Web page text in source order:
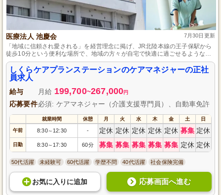
医療法人 池慶会 7月30日更新
「地域に信頼され愛される」を経営理念に掲げ、JR北陸本線の王子保駅から
徒歩10分という便利な場所で、地域の方々が自宅で快適に過ごせるような介
護サービスを提供している「しくらケアプランステーション」があなたを待
っています。
しくらケアプランステーションのケアマネジャーの正社
員求人
給与 月給 199,700~267,000円
応募要件必須: ケアマネジャー（介護支援専門員）、自動車免許
就業時間 休憩 月 火 水 木 金 土 日
午前 8:30～ 12:30 - 定休 定休 定休 定休 定休 募集 定休
日勤 8:30～ 17:30 60分 募集 募集 募集 募集 募集 定休 定休
50代活躍 未経験可 60代活躍 学歴不問 40代活躍 社会保険完備
お気に入り に追加 応募画面へ進む